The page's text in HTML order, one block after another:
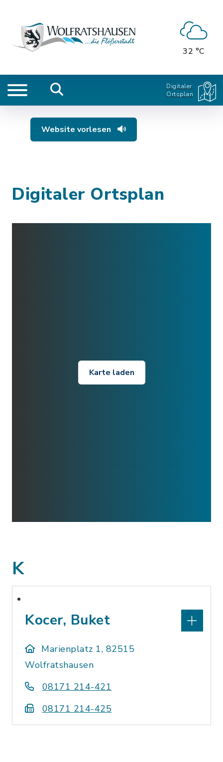
32 °C
Digitaler
Ortsplan
Website vorlesen
Digitaler Ortsplan
Karte laden
K
Kocer, Buket
Marienplatz 1, 82515
Wolfratshausen
08171 214-421
08171 214-425